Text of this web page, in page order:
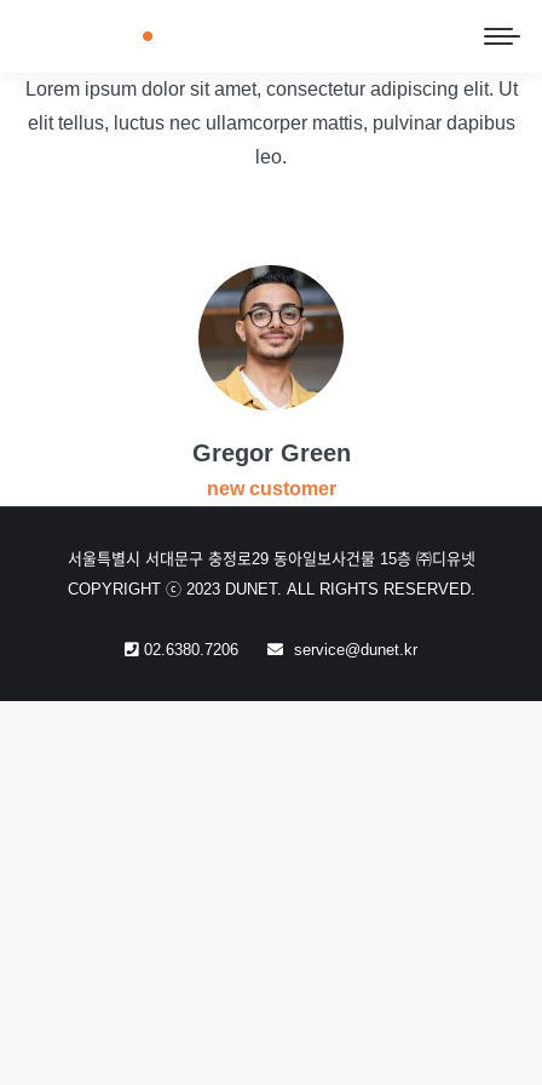
Lorem ipsum dolor sit amet, consectetur adipiscing elit. Ut
elit tellus, luctus nec ullamcorper mattis, pulvinar dapibus
leo.
Gregor Green
new customer
서울특별시 서대문구 충정로29 동아일보사건물 15층 ㈜디유넷
COPYRIGHT ⓒ 2023 DUNET. ALL RIGHTS RESERVED.
02.6380.7206 service@dunet.kr